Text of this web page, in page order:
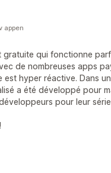
gratuite qui fonctionne
de nombreuses apps
est hyper réactive. Dans
a été développé pour
pour leur
appen